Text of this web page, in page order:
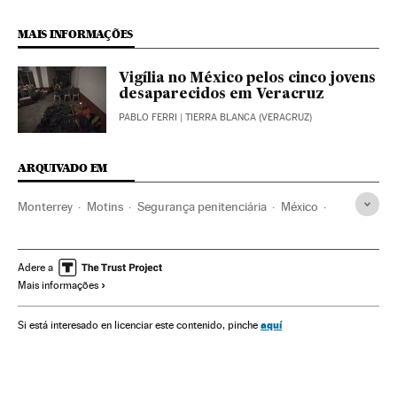
MAIS INFORMAÇÕES
Vigília no México pelos cinco jovens
desaparecidos em Veracruz
PABLO FERRI | TIERRA BLANCA (VERACRUZ)
ARQUIVADO EM
Monterrey Motins Segurança penitenciária México
América Latina Regime penitenciário
Adere a
Mais informações
Si está interesado en licenciar este contenido, pinche aquí